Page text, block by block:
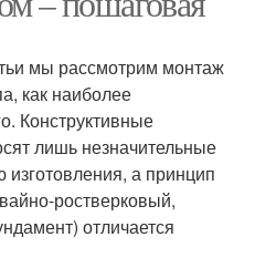
мы рассмотрим монтаж
как наиболее
Конструктивные
лишь незначительные
изготовления, а принцип
ростверковый,
отличается